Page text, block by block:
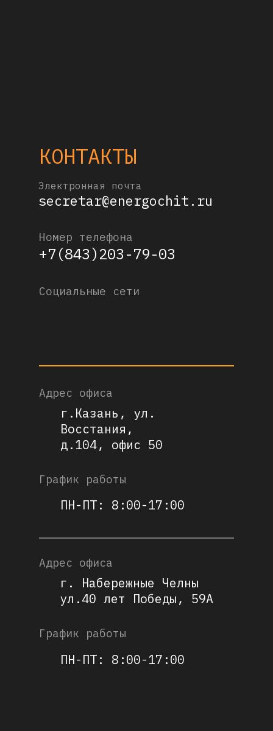
КОНТАКТЫ
ПН-ПТ: 8:00-17:00
График работы
г.Казань, ул.
Восстания,
д.104, офис 50
Адрес офиса
Адрес офиса
г. Набережные Челны
ул.40 лет Победы, 59А
График работы
secretar@energochit.ru
Электронная почта
Номер телефона
+7(843)203-79-03
Социальные сети
ПН-ПТ: 8:00-17:00